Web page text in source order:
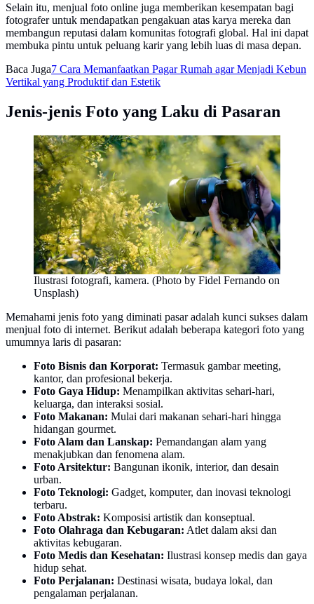
Selain itu, menjual foto online juga memberikan kesempatan bagi
fotografer untuk mendapatkan pengakuan atas karya mereka dan
membangun reputasi dalam komunitas fotografi global. Hal ini dapat
membuka pintu untuk peluang karir yang lebih luas di masa depan.
Baca Juga7 Cara Memanfaatkan Pagar Rumah agar Menjadi Kebun
Vertikal yang Produktif dan Estetik
Jenis-jenis Foto yang Laku di Pasaran
Ilustrasi fotografi, kamera. (Photo by Fidel Fernando on
Unsplash)
Memahami jenis foto yang diminati pasar adalah kunci sukses dalam
menjual foto di internet. Berikut adalah beberapa kategori foto yang
umumnya laris di pasaran:
Foto Bisnis dan Korporat: Termasuk gambar meeting,
kantor, dan profesional bekerja.
Foto Gaya Hidup: Menampilkan aktivitas sehari-hari,
keluarga, dan interaksi sosial.
Foto Makanan: Mulai dari makanan sehari-hari hingga
hidangan gourmet.
Foto Alam dan Lanskap: Pemandangan alam yang
menakjubkan dan fenomena alam.
Foto Arsitektur: Bangunan ikonik, interior, dan desain
urban.
Foto Teknologi: Gadget, komputer, dan inovasi teknologi
terbaru.
Foto Abstrak: Komposisi artistik dan konseptual.
Foto Olahraga dan Kebugaran: Atlet dalam aksi dan
aktivitas kebugaran.
Foto Medis dan Kesehatan: Ilustrasi konsep medis dan gaya
hidup sehat.
Foto Perjalanan: Destinasi wisata, budaya lokal, dan
pengalaman perjalanan.